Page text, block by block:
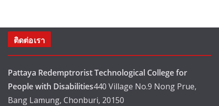
ติดต่อเรา
Pattaya Redemptrorist Technological College for
People with Disabilities440 Village No.9 Nong Prue,
Bang Lamung, Chonburi, 20150